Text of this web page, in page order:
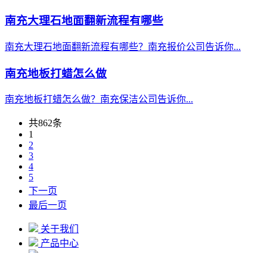
南充大理石地面翻新流程有哪些
南充大理石地面翻新流程有哪些？南充报价公司告诉你...
南充地板打蜡怎么做
南充地板打蜡怎么做？南充保洁公司告诉你...
共862条
1
2
3
4
5
下一页
最后一页
关于我们
产品中心